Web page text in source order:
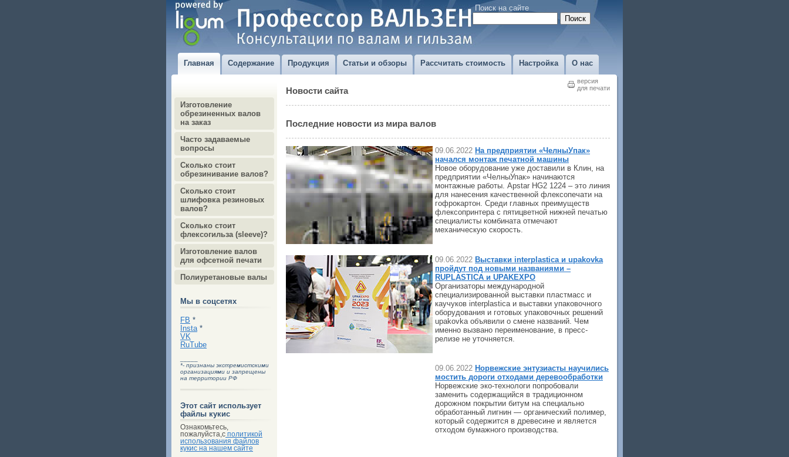
Поиск на сайте
Главная Содержание Продукция Статьи и обзоры Рассчитать стоимость Настройка О нас
Изготовление
обрезиненных валов
на заказ
Часто задаваемые
вопросы
Сколько стоит
обрезинивание валов?
Сколько стоит
шлифовка резиновых
валов?
Сколько стоит
флексогильза (sleeve)?
Изготовление валов
для офсетной печати
Полиуретановые валы
Мы в соцсетях
FB *
Insta *
VK
RuTube
*- признаны экстремистскими
организациями и запрещены
на территории РФ
Этот сайт использует
файлы кукис
Ознакомьтесь,
пожалуйста,с политикой
использования файлов
кукис на нашем сайте
версия
для печати
Новости сайта
Последние новости из мира валов
09.06.2022 На предприятии «ЧелныУпак»
начался монтаж печатной машины
Новое оборудование уже доставили в Клин, на
предприятии «ЧелныУпак» начинаются
монтажные работы. Apstar HG2 1224 – это линия
для нанесения качественной флексопечати на
гофрокартон. Среди главных преимуществ
флексопринтера с пятицветной нижней печатью
специалисты комбината отмечают
механическую скорость.
09.06.2022 Выставки interplastica и upakovka
пройдут под новыми названиями –
RUPLASTICA и UPAKEXPO
Организаторы международной
специализированной выставки пластмасс и
каучуков interplastica и выставки упаковочного
оборудования и готовых упаковочных решений
upakovka объявили о смене названий. Чем
именно вызвано переименование, в пресс-
релизе не уточняется.
09.06.2022 Норвежские энтузиасты научились
мостить дороги отходами деревообработки
Норвежские эко-технологи попробовали
заменить содержащийся в традиционном
дорожном покрытии битум на специально
обработанный лигнин — органический полимер,
который содержится в древесине и является
отходом бумажного производства.